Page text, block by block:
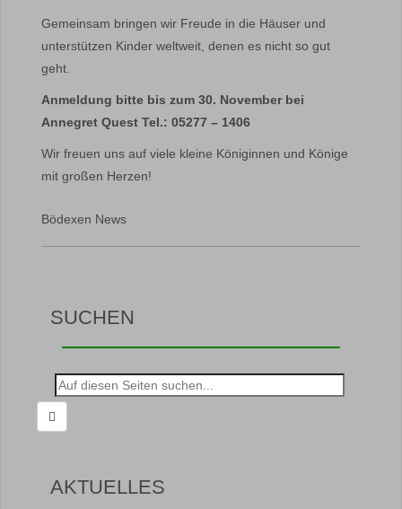
Gemeinsam bringen wir Freude in die Häuser und
unterstützen Kinder weltweit, denen es nicht so gut
geht.
Anmeldung bitte bis zum 30. November bei
Annegret Quest Tel.: 05277 – 1406
Wir freuen uns auf viele kleine Königinnen und Könige
mit großen Herzen!
Bödexen News
SUCHEN
Suche
nach:
AKTUELLES